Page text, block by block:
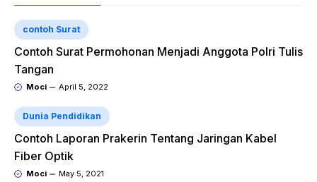
contoh Surat
Contoh Surat Permohonan Menjadi Anggota Polri Tulis
Tangan
Moci April 5, 2022
Dunia Pendidikan
Contoh Laporan Prakerin Tentang Jaringan Kabel
Fiber Optik
Moci May 5, 2021